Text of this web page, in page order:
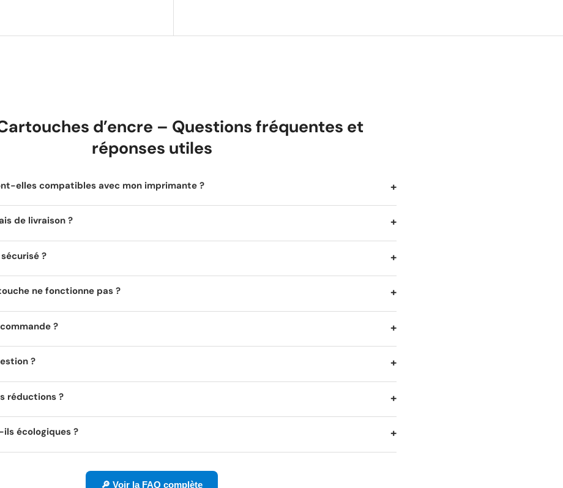
d’encre – Questions fréquentes et
réponses utiles
elles compatibles avec mon imprimante ?
de livraison ?
?
ne fonctionne pas ?
?
?
réductions ?
écologiques ?
🔎 Voir la FAQ complète